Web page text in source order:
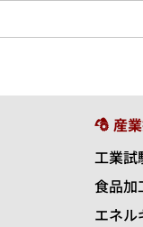
産
工業試
食品加
エネル